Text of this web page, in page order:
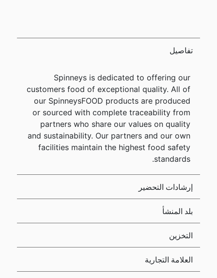
تفاصيل
Spinneys is dedicated to offering our
customers food of exceptional quality. All of
our SpinneysFOOD products are produced
or sourced with complete traceability from
partners who share our values on quality
and sustainability. Our partners and our own
facilities maintain the highest food safety
standards.
إرشادات التحضير
بلد المنشأ
التخزين
العلامة التجارية